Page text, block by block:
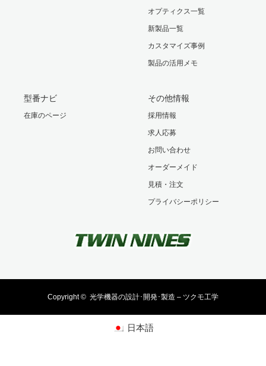
オプティクス一覧
新製品一覧
カスタマイズ事例
製品の活用メモ
型番ナビ
在庫のページ
その他情報
採用情報
求人応募
お問い合わせ
オーダーメイド
見積・注文
プライバシーポリシー
Copyright © 光学機器の設計･開発･製造 – ツクモ工学
日本語